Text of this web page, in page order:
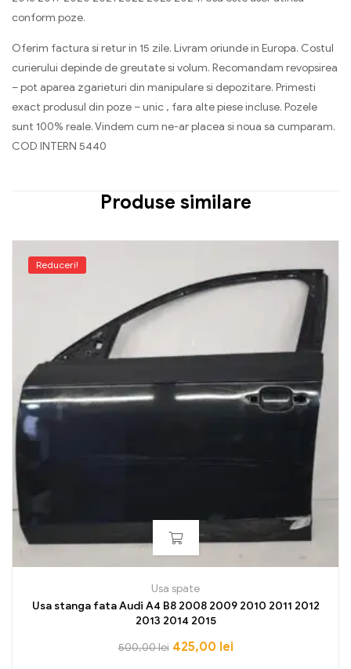
conform poze.
Oferim factura si retur in 15 zile. Livram oriunde in Europa. Costul
curierului depinde de greutate si volum. Recomandam revopsirea
– pot aparea zgarieturi din manipulare si depozitare. Primesti
exact produsul din poze – unic , fara alte piese incluse. Pozele
sunt 100% reale. Vindem cum ne-ar placea si noua sa cumparam.
COD INTERN 5440
Produse similare
Reduceri!
Usa spate
Usa stanga fata Audi A4 B8 2008 2009 2010 2011 2012
2013 2014 2015
500,00lei 425,00 lei